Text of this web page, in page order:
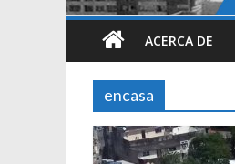
ACERCA DE
encasa